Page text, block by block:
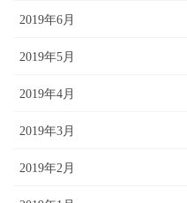
2019年6月
2019年5月
2019年4月
2019年3月
2019年2月